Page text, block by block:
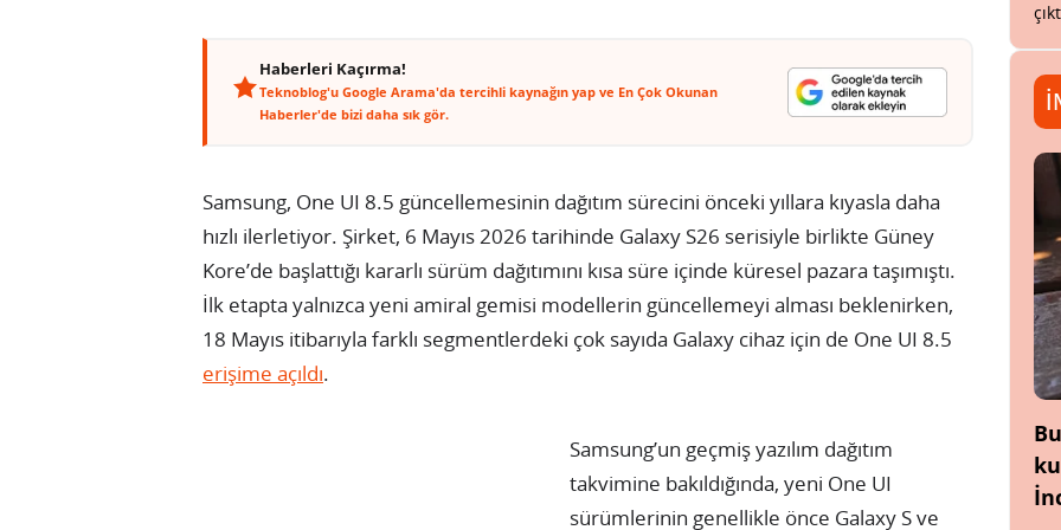
Haberleri Kaçırma!
Teknoblog'u Google Arama'da tercihli kaynağın yap ve En Çok Okunan
Haberler'de bizi daha sık gör.
Samsung, One UI 8.5 güncellemesinin dağıtım sürecini önceki yıllara kıyasla daha
hızlı ilerletiyor. Şirket, 6 Mayıs 2026 tarihinde Galaxy S26 serisiyle birlikte Güney
Kore’de başlattığı kararlı sürüm dağıtımını kısa süre içinde küresel pazara taşımıştı.
İlk etapta yalnızca yeni amiral gemisi modellerin güncellemeyi alması beklenirken,
18 Mayıs itibarıyla farklı segmentlerdeki çok sayıda Galaxy cihaz için de One UI 8.5
erişime açıldı.
Samsung’un geçmiş yazılım dağıtım
takvimine bakıldığında, yeni One UI
sürümlerinin genellikle önce Galaxy S ve